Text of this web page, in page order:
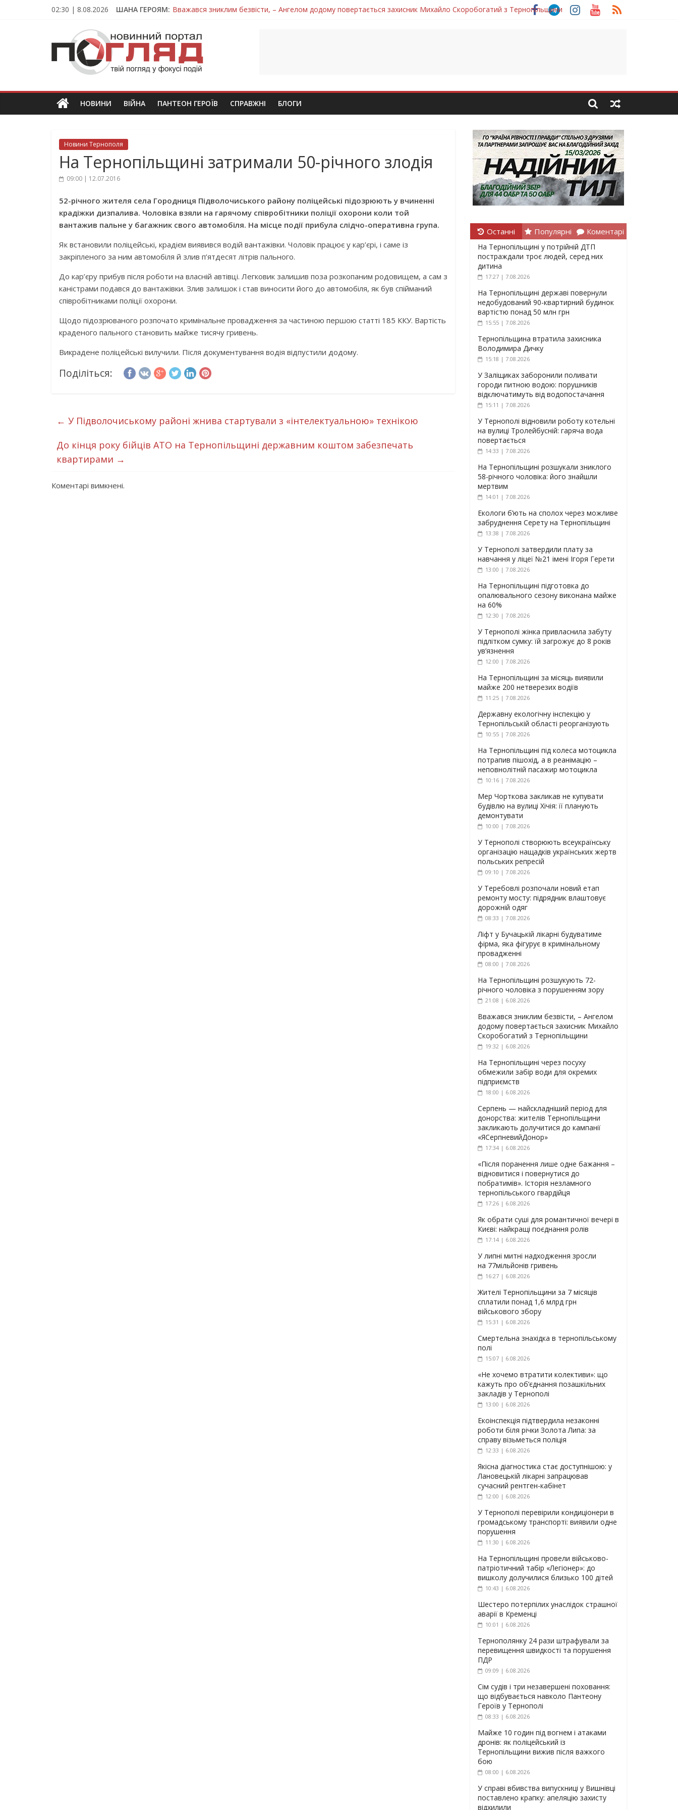
02:30 | 8.08.2026 ШАНА ГЕРОЯМ: Вважався зниклим безвісти, – Ангелом додому повертається захисник Михайло Скоробогатий з Тернопільщини
Тернопільщина втратила захисника Володимира Вельму
Захисник з Тернопільщини Петро Федів повертається до рідного дому «на щиті»
Тернопільщина втратила захисника Володимира Дичку
ПОГЛЯД
Новини
Тернополя.
новини
та
НОВИНИ ВІЙНА ПАНТЕОН ГЕРОЇВ СПРАВЖНІ БЛОГИ
Новини Тернополя
На Тернопільщині затримали 50-річного злодія
09:00 | 12.07.2016
52-річного жителя села Городниця Підволочиського району поліцейські підозрюють у вчиненні
крадіжки дизпалива. Чоловіка взяли на гарячому співробітники поліції охорони коли той
вантажив пальне у багажник свого автомобіля. На місце події прибула слідчо-оперативна група.
Як встановили поліцейські, крадієм виявився водій вантажівки. Чоловік працює у кар’єрі, і саме із
закріпленого за ним автомобіля й злив п’ятдесят літрів пального.
До кар’єру прибув після роботи на власній автівці. Легковик залишив поза розкопаним родовищем, а сам з
каністрами подався до вантажівки. Злив залишок і став виносити його до автомобіля, як був спійманий
співробітниками поліції охорони.
Щодо підозрюваного розпочато кримінальне провадження за частиною першою статті 185 ККУ. Вартість
краденого пального становить майже тисячу гривень.
Викрадене поліцейські вилучили. Після документування водія відпустили додому.
Поділіться:
← У Підволочиському районі жнива стартували з «інтелектуальною» технікою
До кінця року бійців АТО на Тернопільщині державним коштом забезпечать
квартирами →
Коментарі вимкнені.
Останні Популярні Коментарі
На Тернопільщині у потрійній ДТП
постраждали троє людей, серед них
дитина
17:27 | 7.08.2026
На Тернопільщині державі повернули
недобудований 90-квартирний будинок
вартістю понад 50 млн грн
15:55 | 7.08.2026
Тернопільщина втратила захисника
Володимира Дичку
15:18 | 7.08.2026
У Заліщиках заборонили поливати
городи питною водою: порушників
відключатимуть від водопостачання
15:11 | 7.08.2026
У Тернополі відновили роботу котельні
на вулиці Тролейбусній: гаряча вода
повертається
14:33 | 7.08.2026
На Тернопільщині розшукали зниклого
58-річного чоловіка: його знайшли
мертвим
14:01 | 7.08.2026
Екологи б’ють на сполох через можливе
забруднення Серету на Тернопільщині
13:38 | 7.08.2026
У Тернополі затвердили плату за
навчання у ліцеї №21 імені Ігоря Герети
13:00 | 7.08.2026
На Тернопільщині підготовка до
опалювального сезону виконана майже
на 60%
12:30 | 7.08.2026
У Тернополі жінка привласнила забуту
підлітком сумку: їй загрожує до 8 років
ув’язнення
12:00 | 7.08.2026
На Тернопільщині за місяць виявили
майже 200 нетверезих водіїв
11:25 | 7.08.2026
Державну екологічну інспекцію у
Тернопільській області реорганізують
10:55 | 7.08.2026
На Тернопільщині під колеса мотоцикла
потрапив пішохід, а в реанімацію –
неповнолітній пасажир мотоцикла
10:16 | 7.08.2026
Мер Чорткова закликав не купувати
будівлю на вулиці Хічія: її планують
демонтувати
10:00 | 7.08.2026
У Тернополі створюють всеукраїнську
організацію нащадків українських жертв
польських репресій
09:10 | 7.08.2026
У Теребовлі розпочали новий етап
ремонту мосту: підрядник влаштовує
дорожній одяг
08:33 | 7.08.2026
Ліфт у Бучацькій лікарні будуватиме
фірма, яка фігурує в кримінальному
провадженні
08:00 | 7.08.2026
На Тернопільщині розшукують 72-
річного чоловіка з порушенням зору
21:08 | 6.08.2026
Вважався зниклим безвісти, – Ангелом
додому повертається захисник Михайло
Скоробогатий з Тернопільщини
19:32 | 6.08.2026
На Тернопільщині через посуху
обмежили забір води для окремих
підприємств
18:00 | 6.08.2026
Серпень — найскладніший період для
донорства: жителів Тернопільщини
закликають долучитися до кампанії
«ЯСерпневийДонор»
17:34 | 6.08.2026
«Після поранення лише одне бажання –
відновитися і повернутися до
побратимів». Історія незламного
тернопільського гвардійця
17:26 | 6.08.2026
Як обрати суші для романтичної вечері в
Києві: найкращі поєднання ролів
17:14 | 6.08.2026
У липні митні надходження зросли
на 77мільйонів гривень
16:27 | 6.08.2026
Жителі Тернопільщини за 7 місяців
сплатили понад 1,6 млрд грн
військового збору
15:31 | 6.08.2026
Смертельна знахідка в тернопільському
полі
15:07 | 6.08.2026
«Не хочемо втратити колективи»: що
кажуть про об’єднання позашкільних
закладів у Тернополі
13:00 | 6.08.2026
Екоінспекція підтвердила незаконні
роботи біля річки Золота Липа: за
справу візьметься поліція
12:33 | 6.08.2026
Якісна діагностика стає доступнішою: у
Лановецькій лікарні запрацював
сучасний рентген-кабінет
12:00 | 6.08.2026
У Тернополі перевірили кондиціонери в
громадському транспорті: виявили одне
порушення
11:30 | 6.08.2026
На Тернопільщині провели військово-
патріотичний табір «Легіонер»: до
вишколу долучилися близько 100 дітей
10:43 | 6.08.2026
Шестеро потерпілих унаслідок страшної
аварії в Кременці
10:01 | 6.08.2026
Тернополянку 24 рази штрафували за
перевищення швидкості та порушення
ПДР
09:09 | 6.08.2026
Сім судів і три незавершені поховання:
що відбувається навколо Пантеону
Героїв у Тернополі
08:33 | 6.08.2026
Майже 10 годин під вогнем і атаками
дронів: як поліцейський із
Тернопільщини вижив після важкого
бою
08:00 | 6.08.2026
У справі вбивства випускниці у Вишнівці
поставлено крапку: апеляцію захисту
відхилили